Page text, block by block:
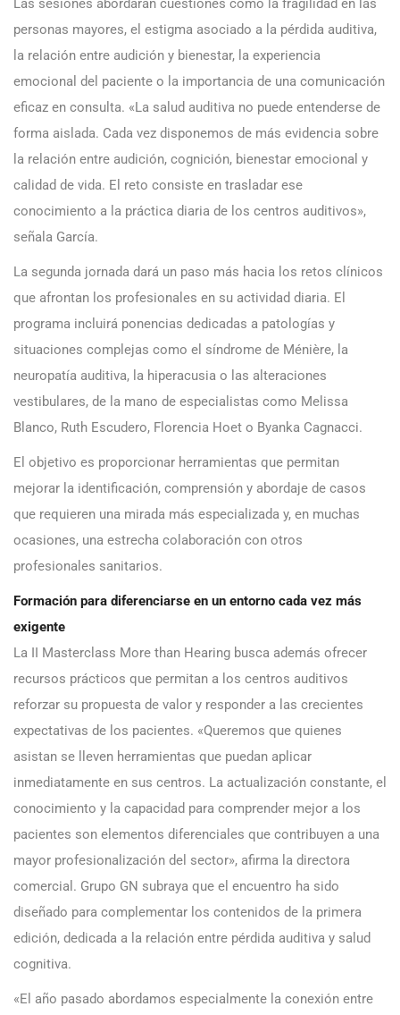
Las sesiones abordarán cuestiones como la fragilidad en las
personas mayores, el estigma asociado a la pérdida auditiva,
la relación entre audición y bienestar, la experiencia
emocional del paciente o la importancia de una comunicación
eficaz en consulta. «La salud auditiva no puede entenderse de
forma aislada. Cada vez disponemos de más evidencia sobre
la relación entre audición, cognición, bienestar emocional y
calidad de vida. El reto consiste en trasladar ese
conocimiento a la práctica diaria de los centros auditivos»,
señala García.
La segunda jornada dará un paso más hacia los retos clínicos
que afrontan los profesionales en su actividad diaria. El
programa incluirá ponencias dedicadas a patologías y
situaciones complejas como el síndrome de Ménière, la
neuropatía auditiva, la hiperacusia o las alteraciones
vestibulares, de la mano de especialistas como Melissa
Blanco, Ruth Escudero, Florencia Hoet o Byanka Cagnacci.
El objetivo es proporcionar herramientas que permitan
mejorar la identificación, comprensión y abordaje de casos
que requieren una mirada más especializada y, en muchas
ocasiones, una estrecha colaboración con otros
profesionales sanitarios.
Formación para diferenciarse en un entorno cada vez más
exigente
La II Masterclass More than Hearing busca además ofrecer
recursos prácticos que permitan a los centros auditivos
reforzar su propuesta de valor y responder a las crecientes
expectativas de los pacientes. «Queremos que quienes
asistan se lleven herramientas que puedan aplicar
inmediatamente en sus centros. La actualización constante, el
conocimiento y la capacidad para comprender mejor a los
pacientes son elementos diferenciales que contribuyen a una
mayor profesionalización del sector», afirma la directora
comercial. Grupo GN subraya que el encuentro ha sido
diseñado para complementar los contenidos de la primera
edición, dedicada a la relación entre pérdida auditiva y salud
cognitiva.
«El año pasado abordamos especialmente la conexión entre